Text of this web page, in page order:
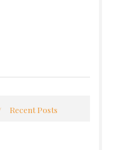
Recent Posts